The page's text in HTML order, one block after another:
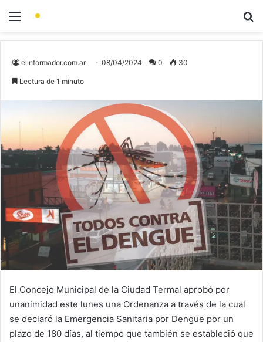
elinformador.com.ar 08/04/2024 0 30
Lectura de 1 minuto
El Concejo Municipal de la Ciudad Termal aprobó por
unanimidad este lunes una Ordenanza a través de la cual
se declaró la Emergencia Sanitaria por Dengue por un
plazo de 180 días, al tiempo que también se estableció que